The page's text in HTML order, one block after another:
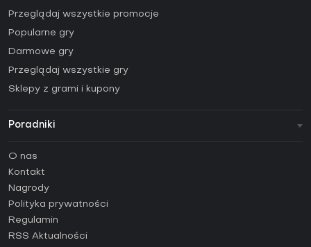
Przeglądaj wszystkie promocje
Popularne gry
Darmowe gry
Przeglądaj wszystkie gry
Sklepy z grami i kupony
Poradniki
Poradniki
Jak aktywować klucz Steam (CD Key)?
Jak aktywować klucz Epic Games (CD Key)?
Jak aktywować klucz GOG (CD Key)?
Jak aktywować klucz Ubisoft Connect (CD Key)?
O nas
Kontakt
Nagrody
Polityka prywatności
Regulamin
RSS Aktualności